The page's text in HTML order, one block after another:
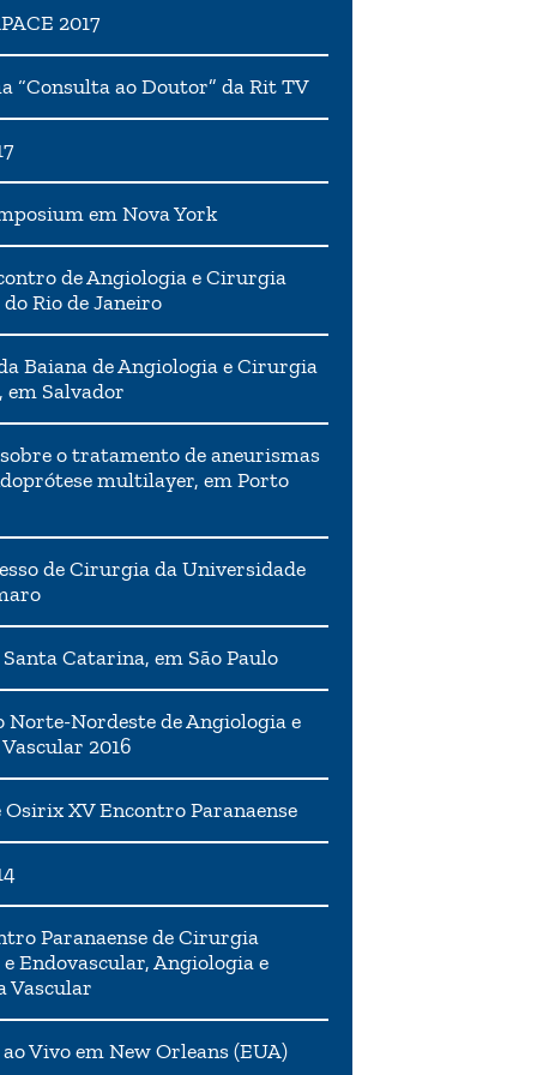
2017
“Consulta ao Doutor” da Rit TV
em Nova York
de Angiologia e Cirurgia
Rio de Janeiro
Baiana de Angiologia e Cirurgia
em Salvador
o tratamento de aneurismas
multilayer, em Porto
de Cirurgia da Universidade
Catarina, em São Paulo
Norte-Nordeste de Angiologia e
2016
Osirix XV Encontro Paranaense
Paranaense de Cirurgia
Endovascular, Angiologia e
Vascular
Vivo em New Orleans (EUA)